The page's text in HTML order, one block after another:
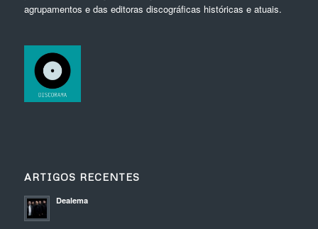
agrupamentos e das editoras discográficas históricas e atuais.
ARTIGOS RECENTES
Dealema